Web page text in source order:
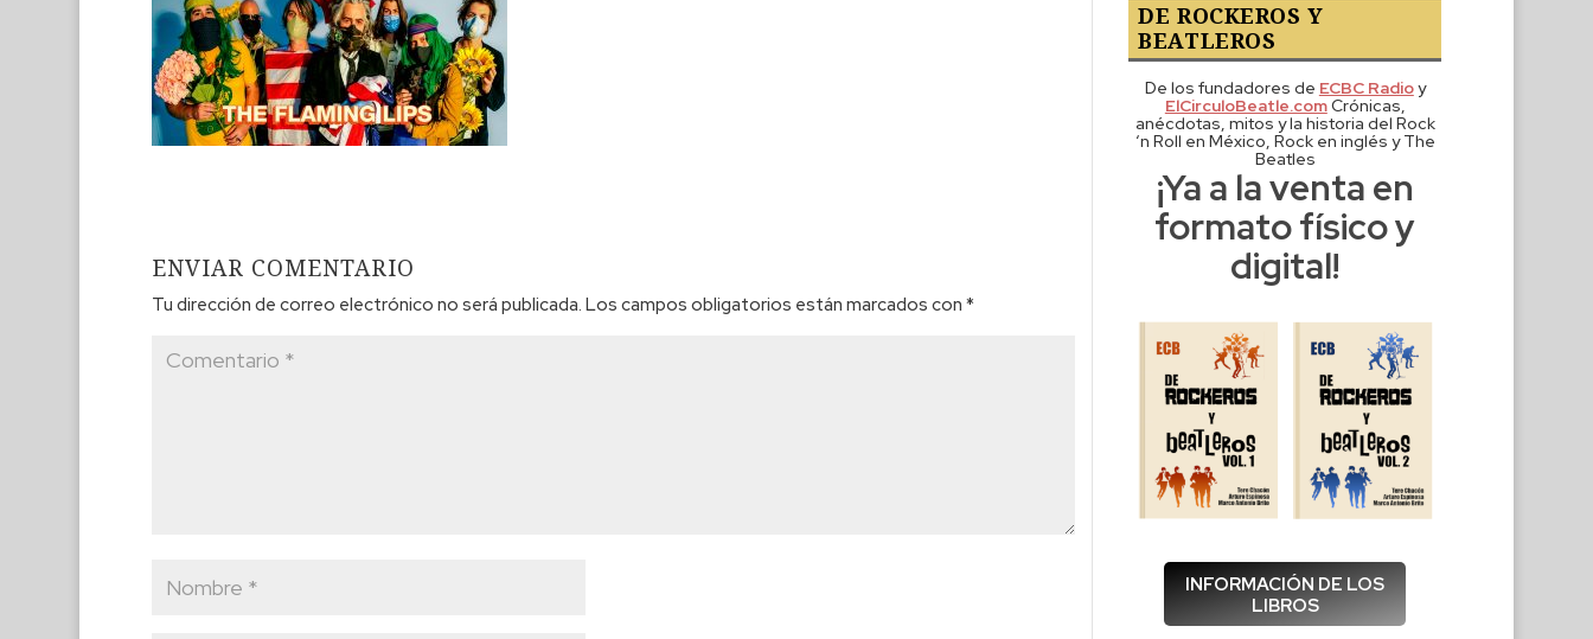
ENVIAR COMENTARIO
Tu dirección de correo electrónico no será publicada. Los campos obligatorios están marcados con *
DE ROCKEROS Y
BEATLEROS
De los fundadores de ECBC Radioy
ElCirculoBeatle.comCrónicas,
anécdotas, mitos y la historia del Rock
‘n Roll en México, Rock en inglés y The
Beatles
¡Ya a la venta en
formato físico y
digital!
INFORMACIÓN DE LOS
LIBROS